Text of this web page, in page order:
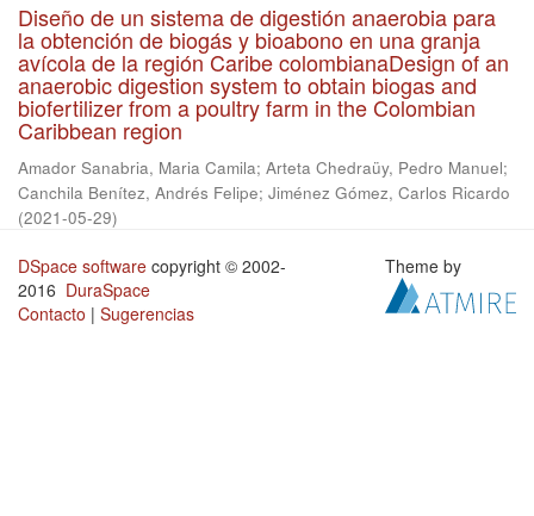
Diseño de un sistema de digestión anaerobia para
la obtención de biogás y bioabono en una granja
avícola de la región Caribe colombianaDesign of an
anaerobic digestion system to obtain biogas and
biofertilizer from a poultry farm in the Colombian
Caribbean region
Amador Sanabria, Maria Camila; Arteta Chedraüy, Pedro Manuel;
Canchila Benítez, Andrés Felipe; Jiménez Gómez, Carlos Ricardo
(2021-05-29)
DSpace software copyright © 2002-
2016 DuraSpace
Contacto | Sugerencias
Theme by